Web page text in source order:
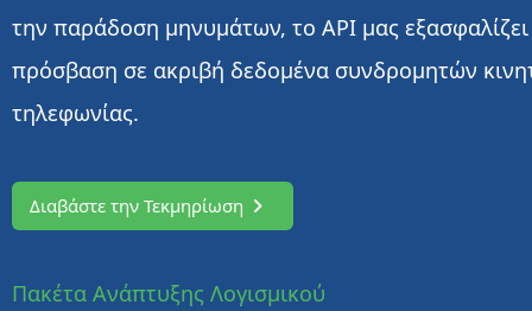
την παράδοση μηνυμάτων, το API μας
πρόσβαση σε ακριβή δεδομένα συνδρομητών
τηλεφωνίας.
Διαβάστε την Τεκμηρίωση
Πακέτα Ανάπτυξης Λογισμικού